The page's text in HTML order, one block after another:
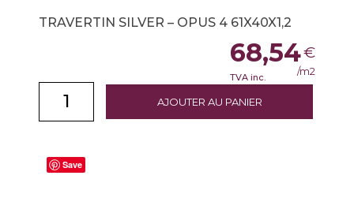
TRAVERTIN SILVER – OPUS 4 61X40X1,2
AJOUTER AU PANIER
68,54€
TVA inc. /m2
Save